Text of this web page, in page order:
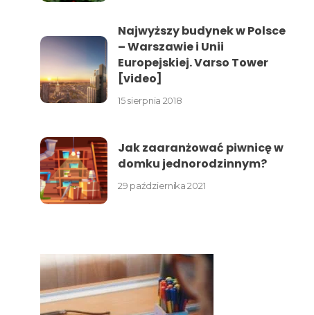
Najwyższy budynek w Polsce
– Warszawie i Unii
Europejskiej. Varso Tower
[video]
15 sierpnia 2018
Jak zaaranżować piwnicę w
domku jednorodzinnym?
29 października 2021